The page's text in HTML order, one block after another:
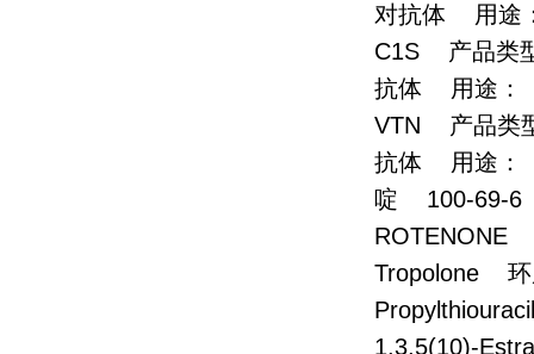
对抗体 用
C1S 产品类
抗体 用途
VTN 产品类
抗体 用途
啶 100-69-6
Tropolone
1,3,5(10)-